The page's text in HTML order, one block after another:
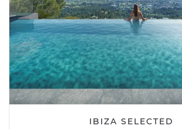
IBIZA SELECTED